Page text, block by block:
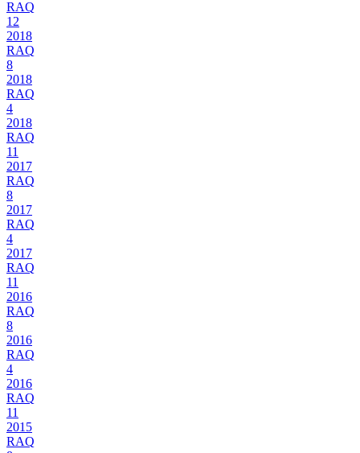
RAQ
12
2018
RAQ
8
2018
RAQ
4
2018
RAQ
11
2017
RAQ
8
2017
RAQ
4
2017
RAQ
11
2016
RAQ
8
2016
RAQ
4
2016
RAQ
11
2015
RAQ